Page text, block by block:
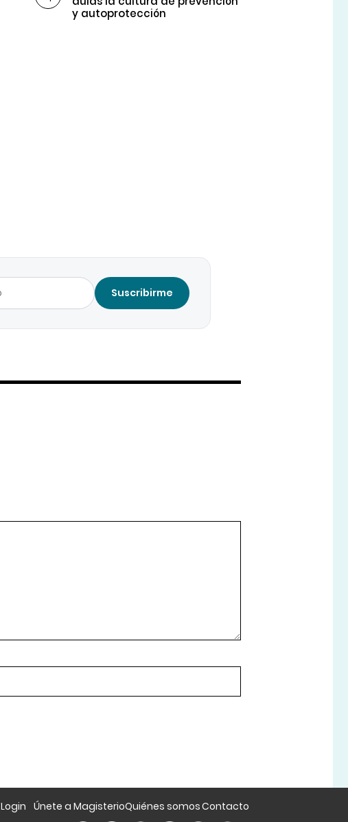
y autoprotección
Suscribirme
Login Únete a MagisterioQuiénes somosContacto